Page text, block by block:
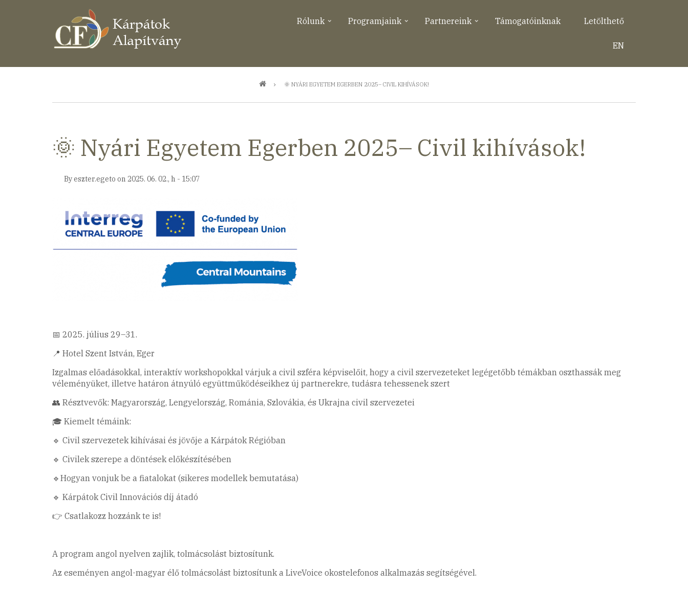
Rólunk Programjaink Partnereink Támogatóinknak Letölthető
EN
🌞 NYÁRI EGYETEM EGERBEN 2025– CIVIL KIHÍVÁSOK!
🌞 Nyári Egyetem Egerben 2025– Civil kihívások!
Byeszter.egeto on 2025. 06. 02., h - 15:07
📅 2025. július 29–31.
📍 Hotel Szent István, Eger
Izgalmas előadásokkal, interaktív workshopokkal várjuk a civil szféra képviselőit, hogy a civil szervezeteket legégetőbb témákban oszthassák meg
véleményüket, illetve határon átnyúló együttműködéseikhez új partnerekre, tudásra tehessenek szert
👥 Résztvevők: Magyarország, Lengyelország, Románia, Szlovákia, és Ukrajna civil szervezetei
🎓 Kiemelt témáink:
🔹 Civil szervezetek kihívásai és jövője a Kárpátok Régióban
🔹 Civilek szerepe a döntések előkészítésében
🔹Hogyan vonjuk be a fiatalokat (sikeres modellek bemutatása)
🔹 Kárpátok Civil Innovációs díj átadó
👉 Csatlakozz hozzánk te is!
A program angol nyelven zajlik, tolmácsolást biztosítunk.
Az eseményen angol-magyar élő tolmácsolást biztosítunk a LiveVoice okostelefonos alkalmazás segítségével.